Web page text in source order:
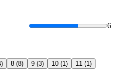
6
8 (8) 9 (3) 10 (1) 11 (1)